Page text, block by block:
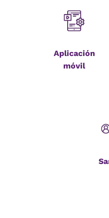
Aplicación
móvil